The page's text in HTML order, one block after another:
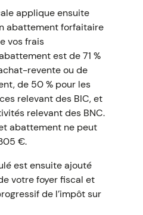
applique ensuite
abattement forfaitaire
vos frais
est de 71 %
revente ou de
de 50 % pour les
relevant des BIC, et
relevant des BNC.
abattement ne peut
€.
est ensuite ajouté
votre foyer fiscal et
de l’impôt sur